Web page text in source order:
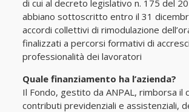
di cui al decreto legislativo n. 175 del
abbiano sottoscritto entro il 31
accordi collettivi di rimodulazione
finalizzati a percorsi formativi di
professionalità dei lavoratori
Quale finanziamento ha l’azienda?
Il Fondo, gestito da ANPAL, rimborsa il
contributi previdenziali e assistenziali,